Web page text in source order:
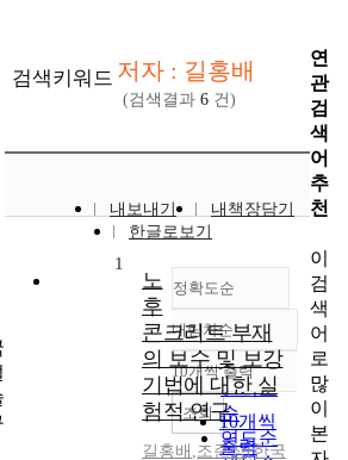
검색키워드 저자 : 길홍배
(검색결과 6 건)
내보내기
내책장담기
한글로보기
정확도순
정확도
순
인기도
순
연도순
내림차순
내림차순
10개씩 출력
10개씩
출력
조회
1
노
후
콘크리트 부재
의 보수 및 보강
기법에 대한 실
험적 연구
길홍배 ,조준상(한국
연
관
검
색
어
추
천
이
검
색
어
로
많
이
본